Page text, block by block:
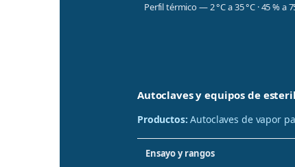
Perfil térmico — 2 °C a 35 °C · 45 % a
Autoclaves y equipos de
Productos: Autoclaves de vapor
Ensayo y rangos